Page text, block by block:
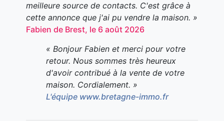
meilleure source de contacts. C'est grâce à
cette annonce que j'ai pu vendre la maison. »
Fabien de Brest, le 6 août 2026
« Bonjour Fabien et merci pour votre
retour. Nous sommes très heureux
d'avoir contribué à la vente de votre
maison. Cordialement. »
L'équipe www.bretagne-immo.fr